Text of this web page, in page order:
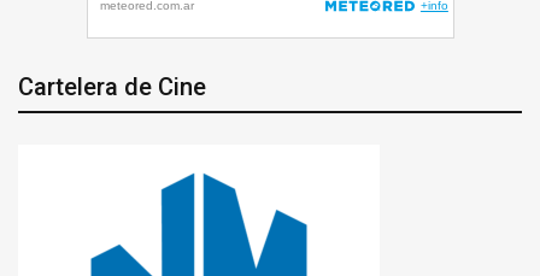
Cartelera de Cine